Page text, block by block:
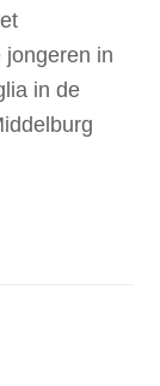
jongeren in
in de